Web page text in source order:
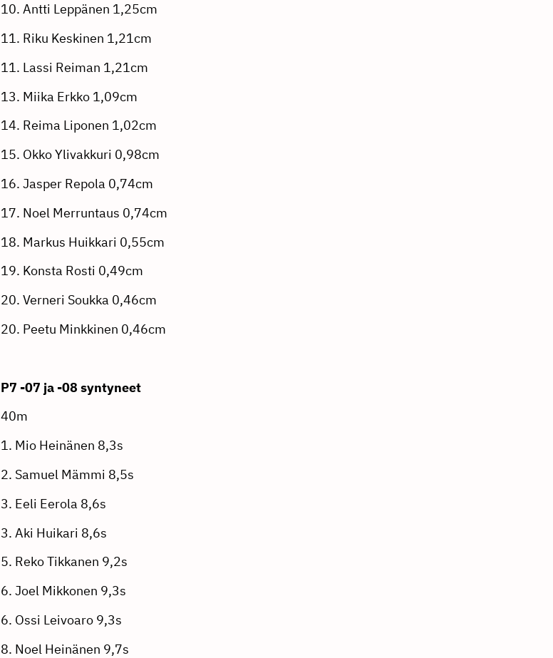
10. Antti Leppänen 1,25cm
11. Riku Keskinen 1,21cm
11. Lassi Reiman 1,21cm
13. Miika Erkko 1,09cm
14. Reima Liponen 1,02cm
15. Okko Ylivakkuri 0,98cm
16. Jasper Repola 0,74cm
17. Noel Merruntaus 0,74cm
18. Markus Huikkari 0,55cm
19. Konsta Rosti 0,49cm
20. Verneri Soukka 0,46cm
20. Peetu Minkkinen 0,46cm
P7 -07 ja -08 syntyneet
40m
1. Mio Heinänen 8,3s
2. Samuel Mämmi 8,5s
3. Eeli Eerola 8,6s
3. Aki Huikari 8,6s
5. Reko Tikkanen 9,2s
6. Joel Mikkonen 9,3s
6. Ossi Leivoaro 9,3s
8. Noel Heinänen 9,7s